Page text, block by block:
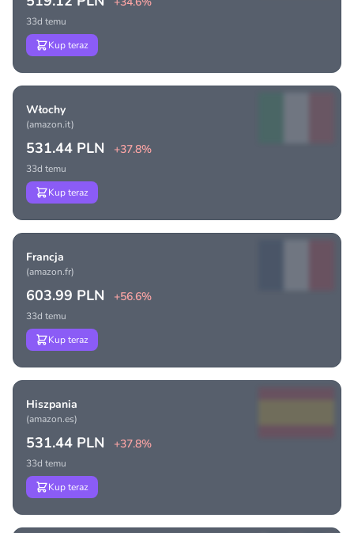
33d temu
Kup teraz
Włochy
(amazon.it)
531.44 PLN +37.8%
33d temu
Kup teraz
Francja
(amazon.fr)
603.99 PLN +56.6%
33d temu
Kup teraz
Hiszpania
(amazon.es)
531.44 PLN +37.8%
33d temu
Kup teraz